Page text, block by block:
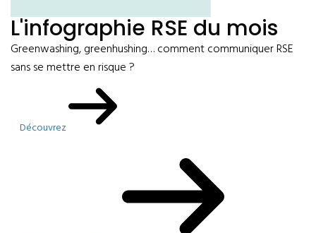
L'infographie RSE du mois
Greenwashing, greenhushing… comment communiquer RSE
sans se mettre en risque ?
Découvrez